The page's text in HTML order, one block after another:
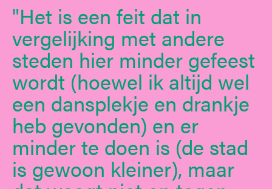
Het is een feit dat in
vergelijking met andere
steden hier minder gefeest
wordt (hoewel ik altijd wel
een dansplekje en drankje
heb gevonden) en er
minder te doen is (de stad
is gewoon kleiner), maar